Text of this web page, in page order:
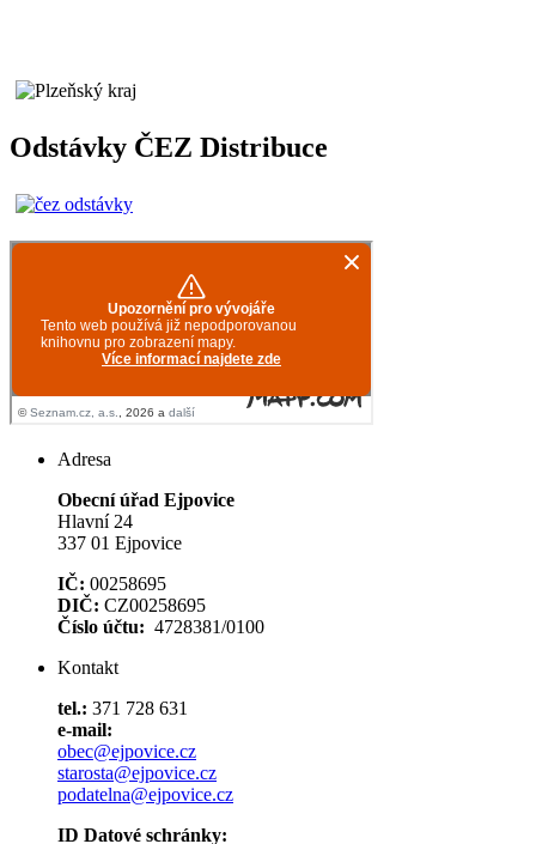
Odstávky ČEZ Distribuce
Adresa
Obecní úřad Ejpovice
Hlavní 24
337 01 Ejpovice
IČ: 00258695
DIČ: CZ00258695
Číslo účtu: 4728381/0100
Kontakt
tel.: 371 728 631
e-mail:
obec@ejpovice.cz
starosta@ejpovice.cz
podatelna@ejpovice.cz
ID Datové schránky: